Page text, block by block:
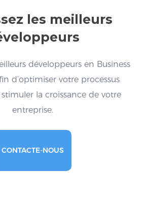
les meilleurs
développeurs en Business
d’optimiser votre processus
la croissance de votre
entreprise.
CONTACTE-NOUS